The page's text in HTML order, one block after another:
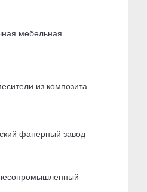
мебельная
из композита
фанерный завод